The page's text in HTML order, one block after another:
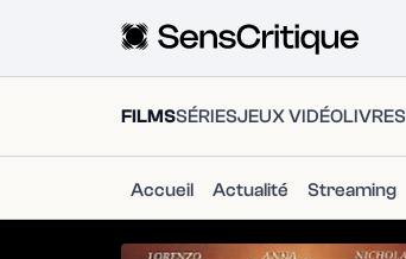
FILMSSÉRIESJEUX VIDÉOLIVRES
Accueil Actualité Streaming